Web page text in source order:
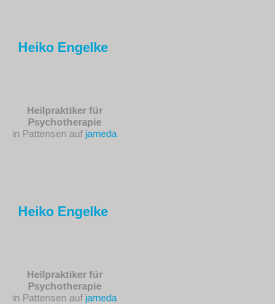
Heiko Engelke
Heilpraktiker für
Psychotherapie
in Pattensen auf jameda
Heiko Engelke
Heilpraktiker für
Psychotherapie
in Pattensen auf jameda